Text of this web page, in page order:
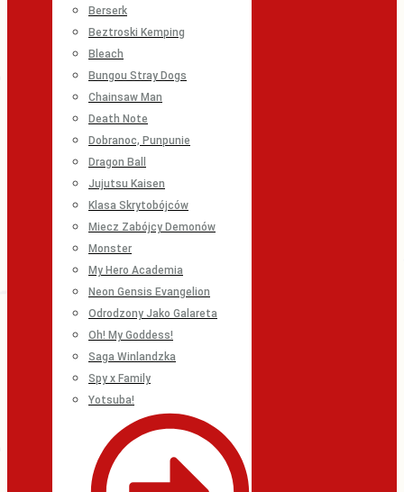
Berserk
Beztroski Kemping
Bleach
Bungou Stray Dogs
Chainsaw Man
Death Note
Dobranoc, Punpunie
Dragon Ball
Jujutsu Kaisen
Klasa Skrytobójców
Miecz Zabójcy Demonów
Monster
My Hero Academia
Neon Gensis Evangelion
Odrodzony Jako Galareta
Oh! My Goddess!
Saga Winlandzka
Spy x Family
Yotsuba!